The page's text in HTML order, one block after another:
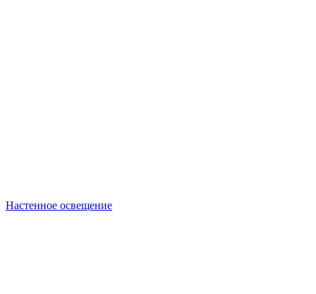
Настенное освещение